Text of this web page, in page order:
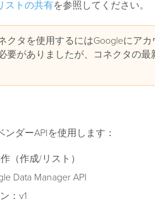
ストの共有を参照してください。
クタを使用するにはGoogleにア
要がありましたが、コネクタの
ダーAPIを使用します：
（作成/リスト）
Data Manager API
：v1